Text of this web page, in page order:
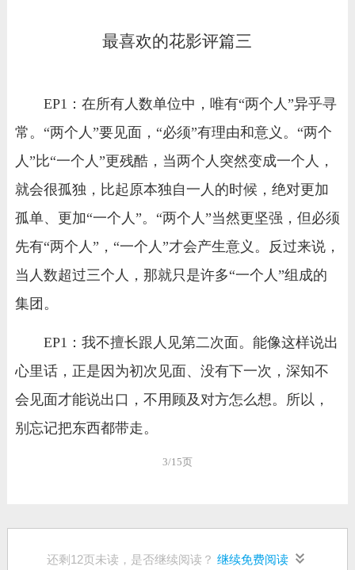
最喜欢的花影评篇三
EP1：在所有人数单位中，唯有“两个人”异乎寻
常。“两个人”要见面，“必须”有理由和意义。“两个
人”比“一个人”更残酷，当两个人突然变成一个人，
就会很孤独，比起原本独自一人的时候，绝对更加
孤单、更加“一个人”。“两个人”当然更坚强，但必须
先有“两个人”，“一个人”才会产生意义。反过来说，
当人数超过三个人，那就只是许多“一个人”组成的
集团。
EP1：我不擅长跟人见第二次面。能像这样说出
心里话，正是因为初次见面、没有下一次，深知不
会见面才能说出口，不用顾及对方怎么想。所以，
别忘记把东西都带走。
3/15页
还剩 12页未读，是否继续阅读？ 继续免费阅读